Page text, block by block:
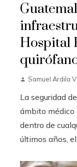
Hospital
Samuel Ardila
La seguridad
ámbito médico
dentro de
últimos años,